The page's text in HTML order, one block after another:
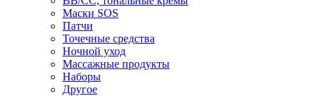
Маски SOS
Патчи
Точечные средства
Ночной уход
Массажные продукты
Наборы
Другое